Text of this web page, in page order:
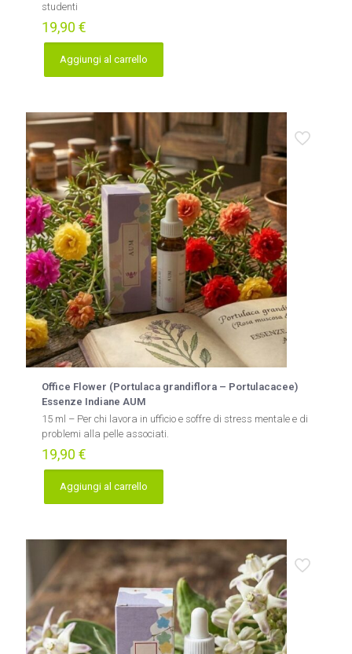
studenti
19,90 €
Aggiungi al carrello
Office Flower (Portulaca grandiflora – Portulacacee)
Essenze Indiane AUM
15 ml – Per chi lavora in ufficio e soffre di stress mentale e di
problemi alla pelle associati.
19,90 €
Aggiungi al carrello